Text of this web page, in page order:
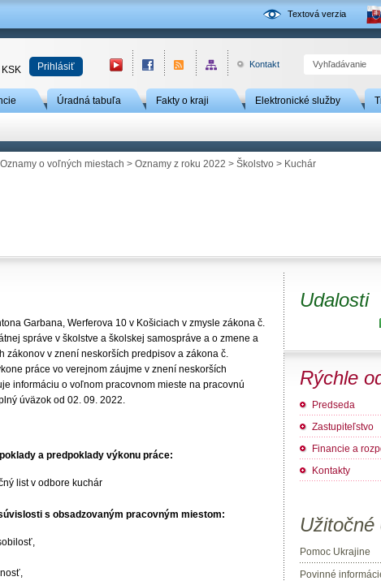
Textová verzia
Prihlásiť Kontakt
Úradná tabuľa Fakty o kraji Elektronické služby
Oznamy o voľných miestach > Oznamy z roku 2022 > Školstvo > Kuchár
Garbana, Werferova 10 v Košiciach v zmysle zákona č.
správe v školstve a školskej samospráve a o zmene a
zákonov v znení neskorších predpisov a zákona č.
práce vo verejnom záujme v znení neskorších
informáciu o voľnom pracovnom mieste na pracovnú
úväzok od 02. 09. 2022.
a predpoklady výkonu práce:
list v odbore kuchár
s obsadzovaným pracovným miestom:
Udalosti
Rýchle
Predseda
Zastupiteľstvo
Financie a
Kontakty
Užitočné
Pomoc Ukrajine
Povinné